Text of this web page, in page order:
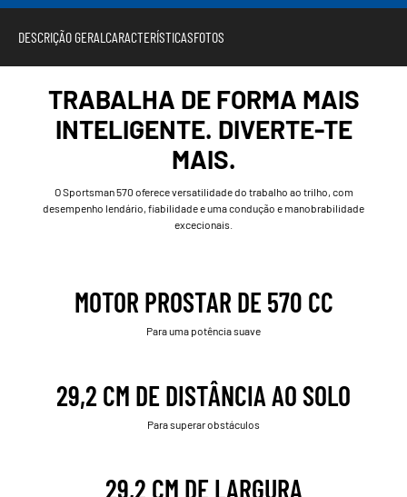
DESCRIÇÃO GERALCARACTERÍSTICASFOTOS
TRABALHA DE FORMA MAIS
INTELIGENTE. DIVERTE-TE
MAIS.
O Sportsman 570 oferece versatilidade do trabalho ao trilho, com
desempenho lendário, fiabilidade e uma condução e manobrabilidade
excecionais.
MOTOR PROSTAR DE 570 CC
Para uma potência suave
29,2 CM DE DISTÂNCIA AO SOLO
Para superar obstáculos
29,2 CM DE LARGURA